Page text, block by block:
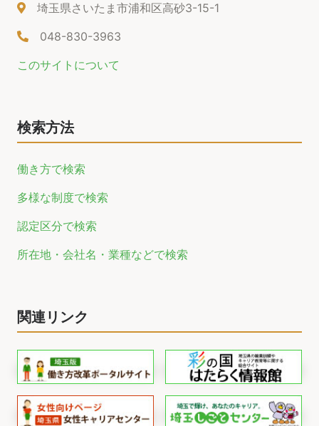
埼玉県さいたま市浦和区高砂3-15-1
048-830-3963
このサイトについて
検索方法
働き方で検索
多様な制度で検索
認定区分で検索
所在地・会社名・業種などで検索
関連リンク